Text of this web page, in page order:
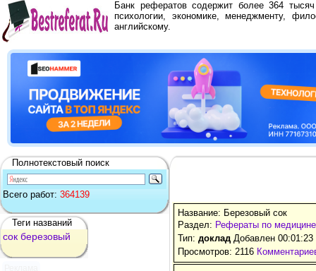
Банк рефератов содержит более 364
психологии, экономике, менеджменту,
английскому.
Полнотекстовый поиск
Всего работ: 364139
Теги названий
сок березовый
Название: Березовый сок
Раздел: Рефераты по медицине
Тип: доклад Добавлен
Просмотров: 2116